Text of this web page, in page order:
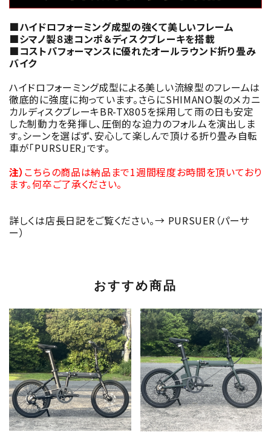
■ハイドロフォーミング成型の強くて美しいフレーム
■シマノ製８速コンポ＆ディスクブレーキを搭載
■コストパフォーマンスに優れたオールラウンド折り畳み
バイク
ハイドロフォーミング成型による美しい流線型のフレームは
徹底的に強度に拘っています。さらにSHIMANO製のメカニ
カルディスクブレーキBR-TX805を採用して雨の日も安定
した制動力を発揮し、圧倒的な迫力のフォルムを演出しま
す。シーンを選ばず、安心して楽しんで頂ける折り畳み自転
車が「PURSUER」です。
注） こちらの商品は納品まで1週間程度お時間を頂いており
ます。何卒ご了承ください。
詳しくは店長日記をご覧ください。→ PURSUER（パーサ
ー）
おすすめ商品
favorite favorite